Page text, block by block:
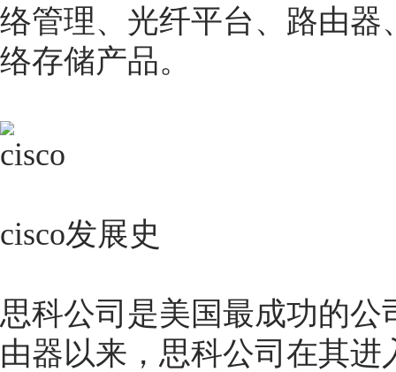
络管理、光纤平台、路由
络存储产品。
cisco发展史
思科公司是美国最成功的公
由器以来，思科公司在其